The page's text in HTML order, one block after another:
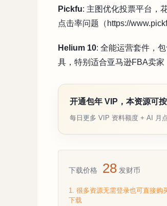
Pickfu: 主图优化投票平台，
点击率问题（https://
Helium 10: 全能运营套件，
具，特别适合亚马逊FBA卖家
开通包年 VIP，本资源可
每日更多 VIP 资料额度 + AI 月
下载价格 28 发财币
1. 很多资源无需登录也可直接购
下载